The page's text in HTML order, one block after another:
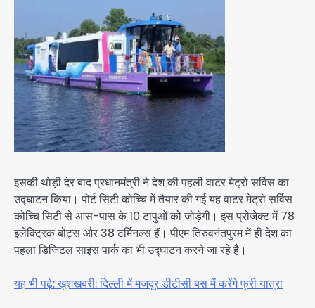
इसकी थोड़ी देर बाद प्रधानमंत्री ने देश की पहली वाटर मेट्रो सर्विस का
उद्घाटन किया। पोर्ट सिटी कोच्चि में तैयार की गई यह वाटर मेट्रो सर्विस
कोच्चि सिटी से आस-पास के 10 टापुओं को जोड़ेगी। इस प्रोजेक्ट में 78
इलेक्ट्रिक बोट्स और 38 टर्मिनल्स हैं। पीएम तिरुवनंतपुरम में ही देश का
पहला डिजिटल साइंस पार्क का भी उद्घाटन करने जा रहे है।
यह भी पढ़े: खुशखबरी: दिल्ली में मजदूर डीटीसी बस में करेंगे फ्री यात्रा